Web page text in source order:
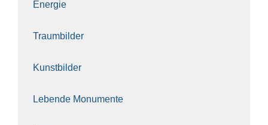
Ener­gie
Traum­bil­der
Kunst­bil­der
Leben­de Monu­men­te